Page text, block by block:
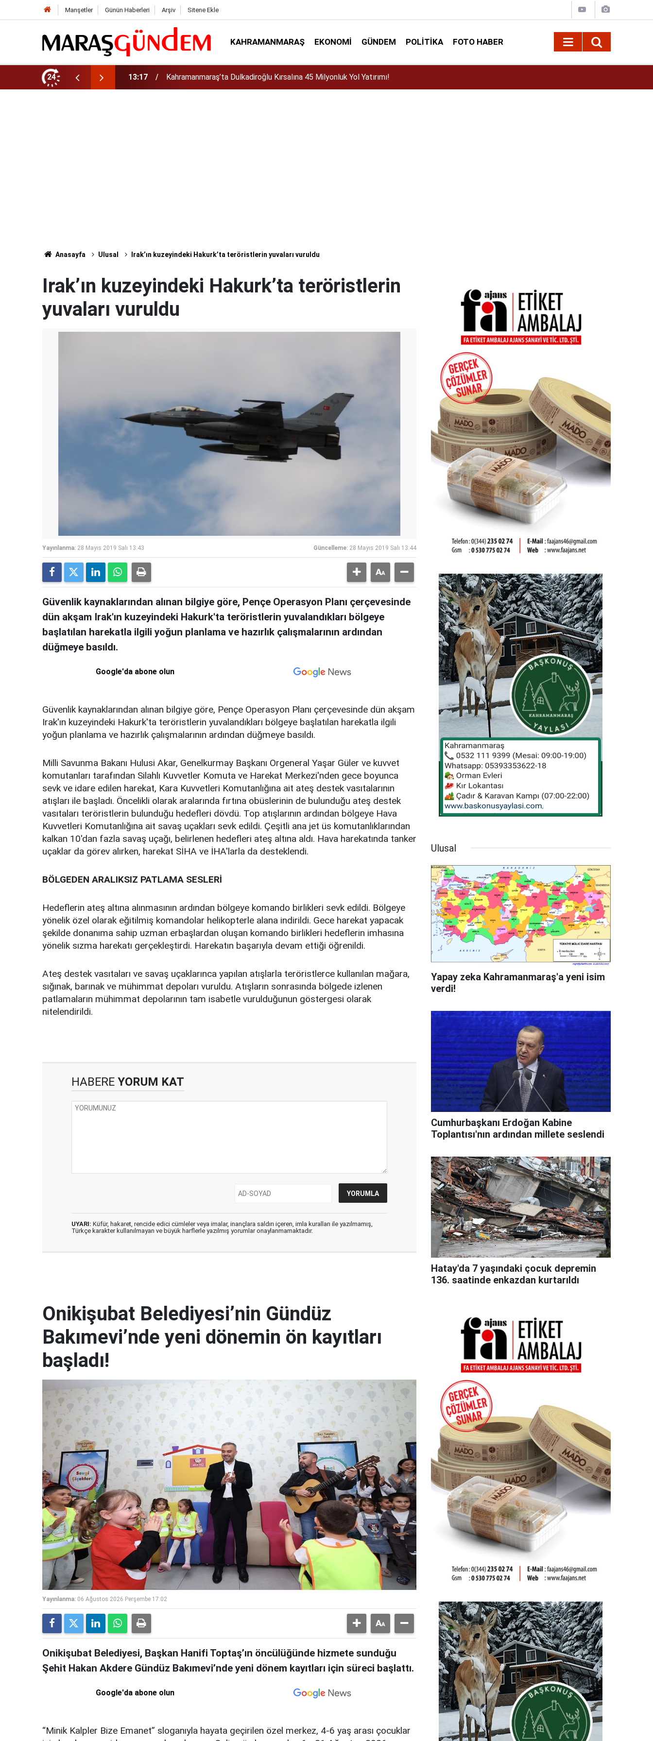
Manşetler Günün Haberleri Arşiv Sitene Ekle
KAHRAMANMARAŞ EKONOMI GÜNDEM POLITIKA FOTO HABER
24
Yol Yatırımı! 13:13 Geleneksel Ağustos Fuarı'nda Sahne Zakkum'un!
Anasayfa Ulusal Irak’ın kuzeyindeki Hakurk’ta teröristlerin yuvaları vuruldu
Irak’ın kuzeyindeki Hakurk’ta teröristlerin
yuvaları vuruldu
Yayınlanma: 28 Mayıs 2019 Salı 13:43 Güncelleme: 28 Mayıs 2019 Salı 13:44
Güvenlik kaynaklarından alınan bilgiye göre, Pençe Operasyon Planı çerçevesinde
dün akşam Irak'ın kuzeyindeki Hakurk'ta teröristlerin yuvalandıkları bölgeye
başlatılan harekatla ilgili yoğun planlama ve hazırlık çalışmalarının ardından
düğmeye basıldı.
Google'da abone olun
Güvenlik kaynaklarından alınan bilgiye göre, Pençe Operasyon Planı çerçevesinde dün akşam
Irak'ın kuzeyindeki Hakurk'ta teröristlerin yuvalandıkları bölgeye başlatılan harekatla ilgili
yoğun planlama ve hazırlık çalışmalarının ardından düğmeye basıldı.
Milli Savunma Bakanı Hulusi Akar, Genelkurmay Başkanı Orgeneral Yaşar Güler ve kuvvet
komutanları tarafından Silahlı Kuvvetler Komuta ve Harekat Merkezi'nden gece boyunca
sevk ve idare edilen harekat, Kara Kuvvetleri Komutanlığına ait ateş destek vasıtalarının
atışları ile başladı. Öncelikli olarak aralarında fırtına obüslerinin de bulunduğu ateş destek
vasıtaları teröristlerin bulunduğu hedefleri dövdü. Top atışlarının ardından bölgeye Hava
Kuvvetleri Komutanlığına ait savaş uçakları sevk edildi. Çeşitli ana jet üs komutanlıklarından
kalkan 10'dan fazla savaş uçağı, belirlenen hedefleri ateş altına aldı. Hava harekatında tanker
uçaklar da görev alırken, harekat SİHA ve İHA'larla da desteklendi.
BÖLGEDEN ARALIKSIZ PATLAMA SESLERİ
Hedeflerin ateş altına alınmasının ardından bölgeye komando birlikleri sevk edildi. Bölgeye
yönelik özel olarak eğitilmiş komandolar helikopterle alana indirildi. Gece harekat yapacak
şekilde donanıma sahip uzman erbaşlardan oluşan komando birlikleri hedeflerin imhasına
yönelik sızma harekatı gerçekleştirdi. Harekatın başarıyla devam ettiği öğrenildi.
Ateş destek vasıtaları ve savaş uçaklarınca yapılan atışlarla teröristlerce kullanılan mağara,
sığınak, barınak ve mühimmat depoları vuruldu. Atışların sonrasında bölgede izlenen
patlamaların mühimmat depolarının tam isabetle vurulduğunun göstergesi olarak
nitelendirildi.
HABERE YORUM KAT
UYARI: Küfür, hakaret, rencide edici cümleler veya imalar, inançlara saldırı içeren, imla kuralları ile yazılmamış,
Türkçe karakter kullanılmayan ve büyük harflerle yazılmış yorumlar onaylanmamaktadır.
Ulusal
Yapay zeka Kahramanmaraş'a yeni isim
verdi!
Cumhurbaşkanı Erdoğan Kabine
Toplantısı'nın ardından millete seslendi
Hatay'da 7 yaşındaki çocuk depremin
136. saatinde enkazdan kurtarıldı
Onikişubat Belediyesi’nin Gündüz
Bakımevi’nde yeni dönemin ön kayıtları
başladı!
Yayınlanma: 06 Ağustos 2026 Perşembe 17:02
Onikişubat Belediyesi, Başkan Hanifi Toptaş’ın öncülüğünde hizmete sunduğu
Şehit Hakan Akdere Gündüz Bakımevi’nde yeni dönem kayıtları için süreci başlattı.
Google'da abone olun
“Minik Kalpler Bize Emanet” sloganıyla hayata geçirilen özel merkez, 4-6 yaş arası çocuklar